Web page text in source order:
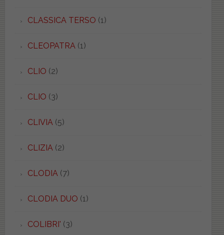
CLASSICA TERSO (1)
CLEOPATRA (1)
CLIO (2)
CLIO (3)
CLIVIA (5)
CLIZIA (2)
CLODIA (7)
CLODIA DUO (1)
COLIBRI' (3)